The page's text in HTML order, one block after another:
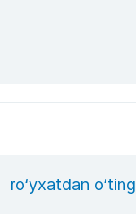
ro‘yxatdan o‘ting